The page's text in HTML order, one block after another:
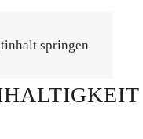
springen